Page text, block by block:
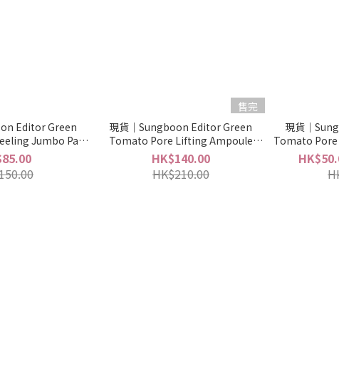
Editor Green
Jumbo Pad
質爽膚棉片 60片
售完
現貨｜Sungboon Editor Green
Tomato Pore Lifting Ampoule
Toner 綠蕃茄緊緻毛孔爽膚水 350ml
HK$140.00
HK$210.00
現貨｜
Tomato
茄緊緻